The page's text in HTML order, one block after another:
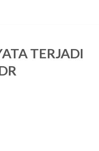
TERJADI